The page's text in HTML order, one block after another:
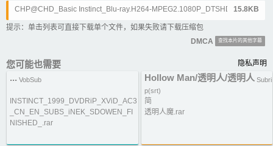
dio.d03.srt
CHP@CHD_Basic Instinct_Blu-ray.H264-MPEG2.1080P_DTSHD.dual.Au
dio.d04.srt
15.8KB
提示：单击列表可直接下载单个文件，如果失败请下载压缩包
DMCA
查找本片的其他字幕
您可能也需要 隐私声明
... VobSub
INSTINCT_1999_DVDRiP_XViD_AC3
_CN_EN_SUBS_iNEK_SDOWEN_FI
NISHED_.rar
Hollow Man/透明人/透明人 Subri
p(srt)
简
透明人魔.rar